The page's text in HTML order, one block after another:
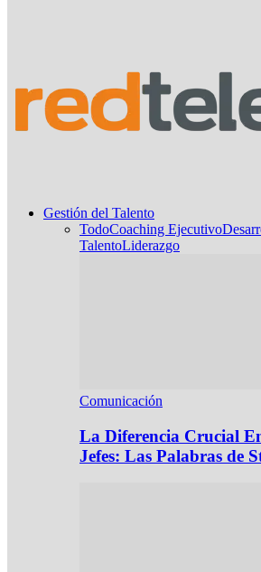
Gestión del Talento
TodoCoaching Ejecutivo
TalentoLiderazgo
Comunicación
La Diferencia Crucial
Jefes: Las Palabras de